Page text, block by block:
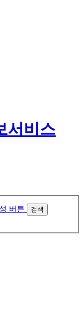
검색